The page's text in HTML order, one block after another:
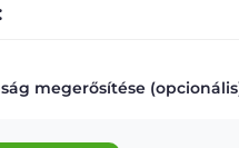
megerősítése